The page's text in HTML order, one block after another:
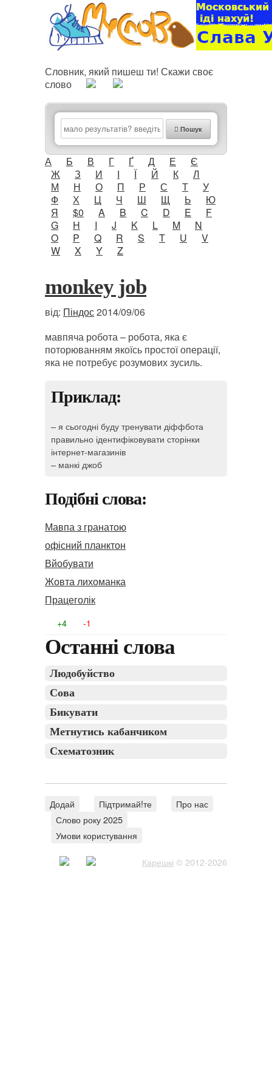
Словник, який пишеш ти! Скажи своє
слово
Пошук
А Б В Г Ґ Д Е
Є
Ж
З И І Ї Й К
Л
М
Н О П Р С Т
У
Ф
Х Ц Ч Ш Щ Ь
Ю
Я
$0 A B C D E
F
G
H I J K L M
N
O
P Q R S T U
V
W
X Y Z
monkey job
від: Піндос2014/09/06
мавпяча робота – робота, яка є
поторюванням якоїсь простої операції,
яка не потребує розумових зусиль.
Приклад:
– я сьогодні буду тренувати діффбота
правильно ідентифіковувати сторінки
інтернет-магазинів
– манкі джоб
Подібні слова:
Мавпа з гранатою
офісний планктон
Вйобувати
Жовта лихоманка
Працеголік
+4 -1
Останні слова
Людобуйство
Сова
Бикувати
Метнутись кабанчиком
Схематозник
Додай Підтримай!те
Про нас
Слово року 2025
Умови користування
Карешкі © 2012-2026